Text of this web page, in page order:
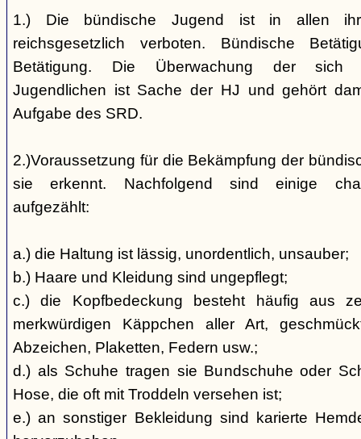
1.) Die bündische Jugend ist in allen
reichsgesetzlich verboten. Bündische
Betätigung. Die Überwachung der sich
Jugendlichen ist Sache der HJ und gehört
Aufgabe des SRD.
2.)Voraussetzung für die Bekämpfung der
sie erkennt. Nachfolgend sind einige
aufgezählt:
a.) die Haltung ist lässig, unordentlich, unsauber;
b.) Haare und Kleidung sind ungepflegt;
c.) die Kopfbedeckung besteht häufig aus
merkwürdigen Käppchen aller Art,
Abzeichen, Plaketten, Federn usw.;
d.) als Schuhe tragen sie Bundschuhe oder
Hose, die oft mit Troddeln versehen ist;
e.) an sonstiger Bekleidung sind karierte